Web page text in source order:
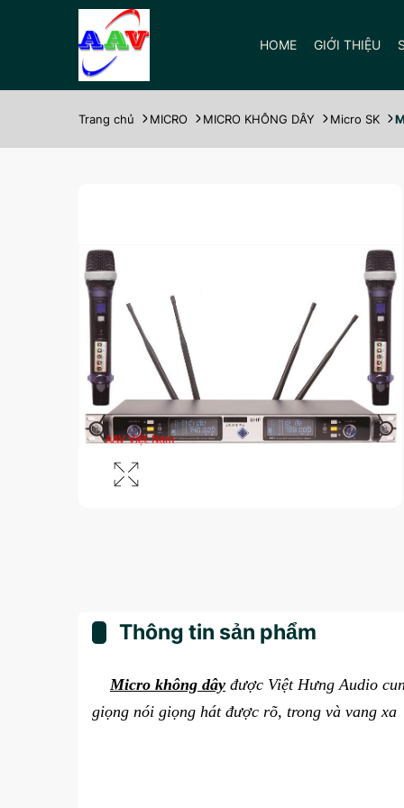
HOME GIỚI THIỆU
Trang chủ MICRO MICRO KHÔNG DÂY Micro SK
Thông tin sản phẩm
Micro không dây được Việt Hưng Audio
giọng nói giọng hát được rõ, trong và vang xa